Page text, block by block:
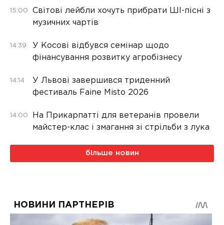
15:00
Світові лейбли хочуть прибрати ШІ-пісні з
музичних чартів
14:39
У Косові відбувся семінар щодо
фінансування розвитку агробізнесу
14:14
У Львові завершився триденний
фестиваль Faine Misto 2026
14:00
На Прикарпатті для ветеранів провели
майстер-клас і змагання зі стрільби з лука
більше новин